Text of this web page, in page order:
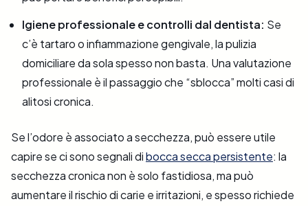
Igiene professionale e controlli dal dentista: Se
c’è tartaro o infiammazione gengivale, la pulizia
domiciliare da sola spesso non basta. Una valutazione
professionale è il passaggio che “sblocca” molti casi di
alitosi cronica.
Se l’odore è associato a secchezza, può essere utile
capire se ci sono segnali dibocca secca persistente: la
secchezza cronica non è solo fastidiosa, ma può
aumentare il rischio di carie e irritazioni, e spesso richiede